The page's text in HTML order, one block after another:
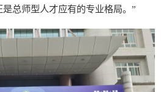
总师型人才应有的专业格局。”